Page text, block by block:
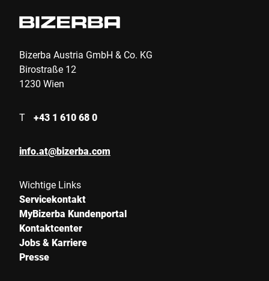
Bizerba Austria GmbH & Co. KG
Birostraße 12
1230 Wien
T +43 1 610 68 0
info.at@bizerba.com
Wichtige Links
Servicekontakt
MyBizerba Kundenportal
Kontaktcenter
Jobs & Karriere
Presse